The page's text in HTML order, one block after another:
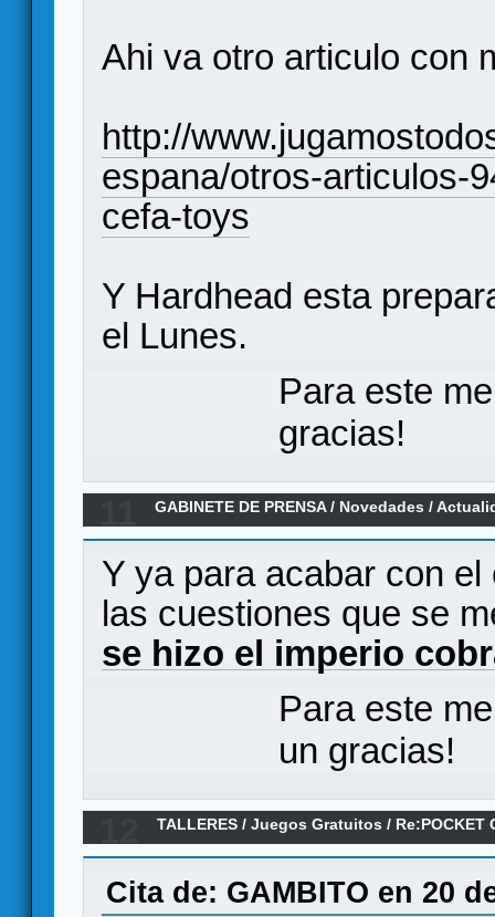
Ahi va otro articulo con
http://
espana/otros-articulos-
cefa-toys
Y Hardhead esta
el Lunes.
Para este
gracias!
GABINETE DE PRENSA/ Novedades /
Y ya para acabar con
las cuestiones que se
se hizo el imperio
Para este
un gracias!
TALLERES /Juegos Gratuitos/ Re:POCKET
Cita de: GAMBITO en 20